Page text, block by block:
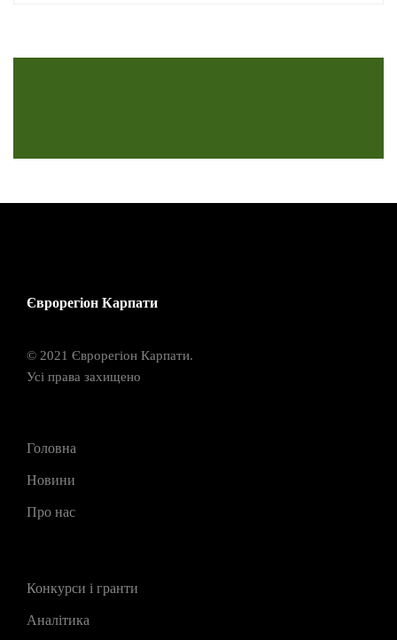
Єврорегіон Карпати
© 2021 Єврорегіон Карпати.
Усі права захищено
Головна
Новини
Про нас
Конкурси і гранти
Аналітика